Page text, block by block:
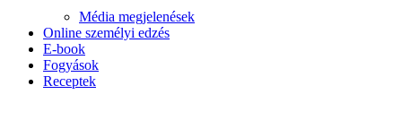
Média megjelenések
Online személyi edzés
E-book
Fogyások
Receptek